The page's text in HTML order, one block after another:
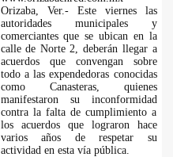
Orizaba, Ver.- Este viernes las
autoridades municipales y
comerciantes que se ubican en la
calle de Norte 2, deberán llegar a
acuerdos que convengan sobre
todo a las expendedoras conocidas
como Canasteras, quienes
manifestaron su inconformidad
contra la falta de cumplimiento a
los acuerdos que lograron hace
varios años de respetar su
actividad en esta vía pública.